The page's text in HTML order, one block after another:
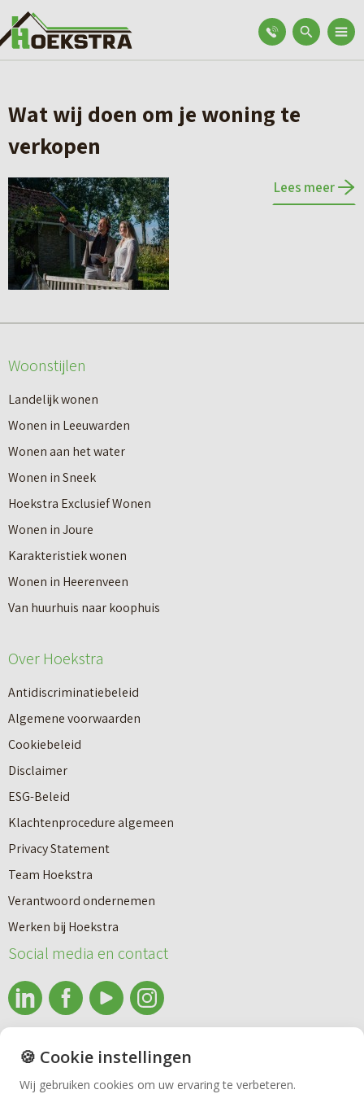
Nieuwbouw
Huren
Bedrijfsmakelaardij
Wat wij doen om je woning te
verkopen
Lees meer
Woonstijlen
Landelijk wonen
Wonen in Leeuwarden
Wonen aan het water
Wonen in Sneek
Hoekstra Exclusief Wonen
Wonen in Joure
Karakteristiek wonen
Wonen in Heerenveen
Van huurhuis naar koophuis
Over Hoekstra
Antidiscriminatiebeleid
Algemene voorwaarden
Cookiebeleid
Disclaimer
ESG-Beleid
Klachtenprocedure algemeen
Privacy Statement
Team Hoekstra
Verantwoord ondernemen
Werken bij Hoekstra
Social media en contact
info@makelaardijhoekstra.nl
Alle contactgegevens
🍪 Cookie instellingen
Wij gebruiken cookies om uw ervaring te verbeteren.